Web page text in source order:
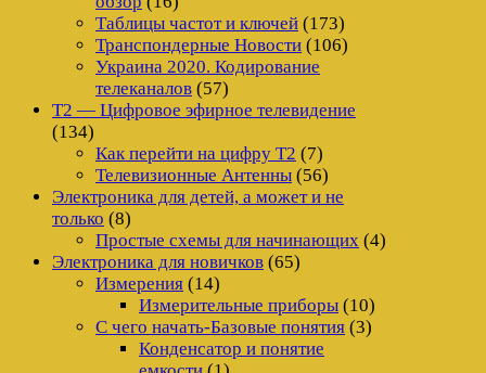
Таблицы частот и ключей (173)
Транспондерные Новости (106)
Украина 2020. Кодирование
телеканалов (57)
Т2 — Цифровое эфирное телевидение
(134)
Как перейти на цифру Т2 (7)
Телевизионные Антенны (56)
Электроника для детей, а может и не
только (8)
Простые схемы для начинающих (4)
Электроника для новичков (65)
Измерения (14)
Измерительные приборы (10)
С чего начать-Базовые понятия (3)
Конденсатор и понятие